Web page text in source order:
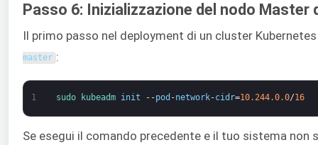
Passo 6: Inizializzazione del nodo Master
Il primo passo nel deployment di un cluster
master :
1 sudo kubeadm init --pod -network-cidr=10.244.0.0/16
Se esegui il comando precedente e il tuo sistema